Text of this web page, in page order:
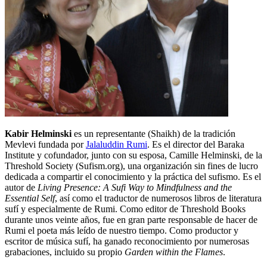
Kabir Helminski es un representante (Shaikh) de la tradición
Mevlevi fundada porJalaluddin Rumi. Es el director del Baraka
Institute y cofundador, junto con su esposa, Camille Helminski, de la
Threshold Society (Sufism.org), una organización sin fines de lucro
dedicada a compartir el conocimiento y la práctica del sufismo. Es el
autor de Living Presence: A Sufi Way to Mindfulness and the
Essential Self, así como el traductor de numerosos libros de literatura
sufí y especialmente de Rumi. Como editor de Threshold Books
durante unos veinte años, fue en gran parte responsable de hacer de
Rumi el poeta más leído de nuestro tiempo. Como productor y
escritor de música sufí, ha ganado reconocimiento por numerosas
grabaciones, incluido su propio Garden within the Flames.